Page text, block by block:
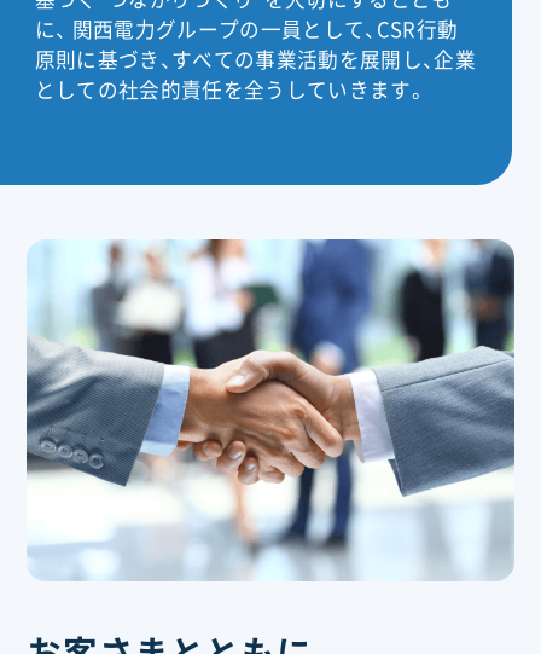
に、 関西電力グループの一員として、CSR行動
原則に基づき、すべての事業活動を展開し、企業
としての社会的責任を全うしていきます。